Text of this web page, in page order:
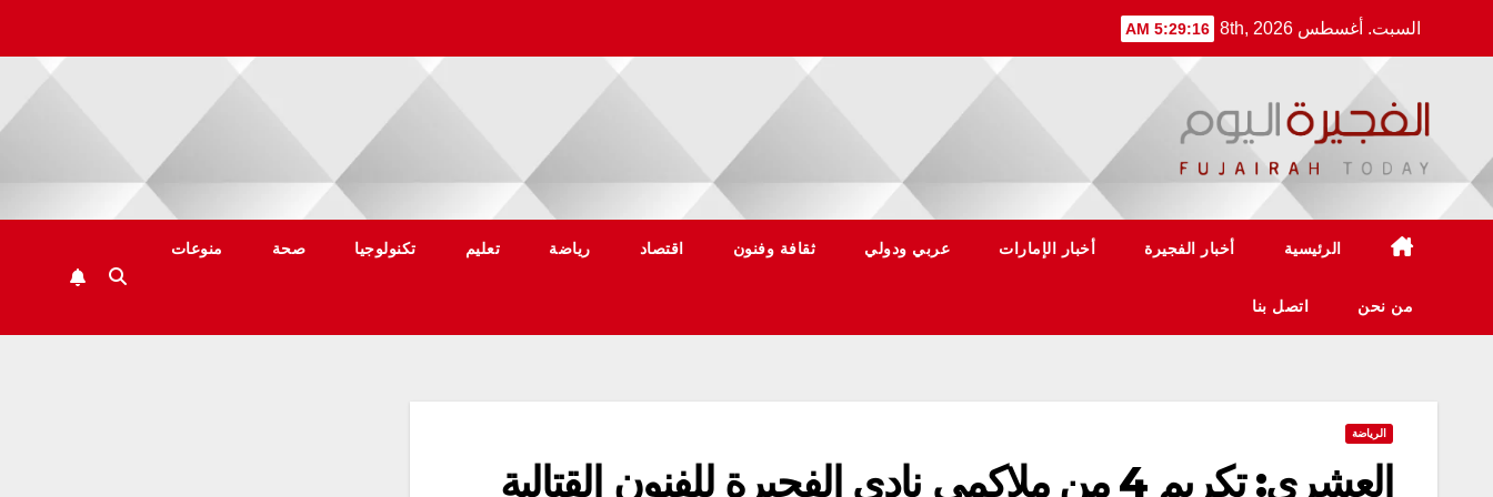
السبت. أغسطس 8th, 2026 5:29:17 AM
الرئيسية أخبار الفجيرة أخبار الإمارات عربي ودولي ثقافة وفنون اقتصاد رياضة تعليم تكنولوجيا صحة منوعات
من نحن اتصل بنا
الرياضة
العشري: تكريم 4 من ملاكمي نادي الفجيرة للفنون القتالية